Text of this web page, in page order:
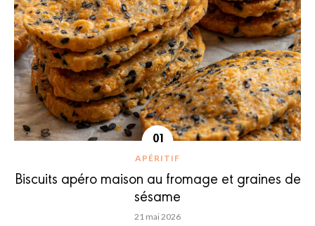
APÉRITIF
Biscuits apéro maison au fromage et graines de
sésame
21 mai 2026